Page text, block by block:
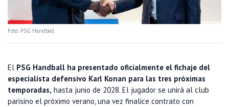
Foto: PSG Handball
El PSG Handball ha presentado oficialmente el fichaje del
especialista defensivo Karl Konan para las tres próximas
temporadas, hasta junio de 2028. El jugador se unirá al club
parisino el próximo verano, una vez finalice contrato con